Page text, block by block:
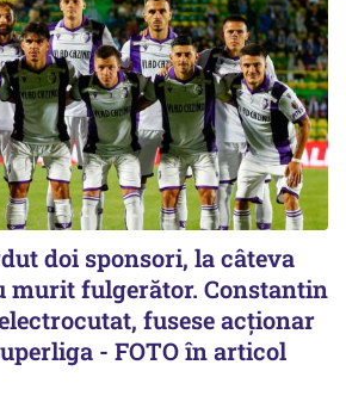
doi sponsori, la câteva
murit fulgerător. Constantin
fusese acționar
- FOTO în articol